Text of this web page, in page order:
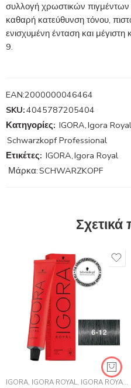
συλλογή χρωστικών
καθαρή κατεύθυνση τόνου,
ενισχυμένη ένταση και
9.
EAN:2000000046464
SKU:4045787205404
Κατηγορίες: IGORA,Igora Royal
Schwarzkopf Professional
Ετικέτες: IGORA,Igora Royal
Μάρκα:SCHWARZKOPF
Σχετικά
IGORA, IGORA ROYAL, IGORA ROYAL ,